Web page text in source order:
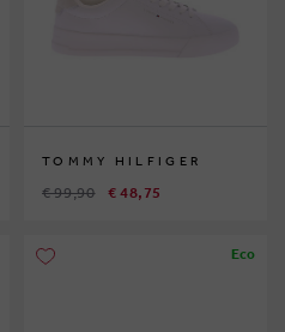
TOMMY HILFIGER
€ 99,90 € 48,75
Eco